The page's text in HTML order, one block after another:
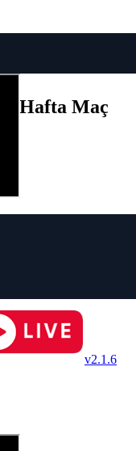
Hafta Maç
v2.1.6